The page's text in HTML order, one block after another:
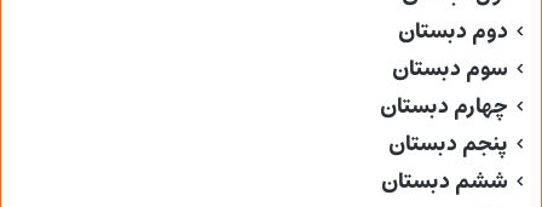
دوم دبستان
سوم دبستان
چهارم دبستان
پنجم دبستان
ششم دبستان